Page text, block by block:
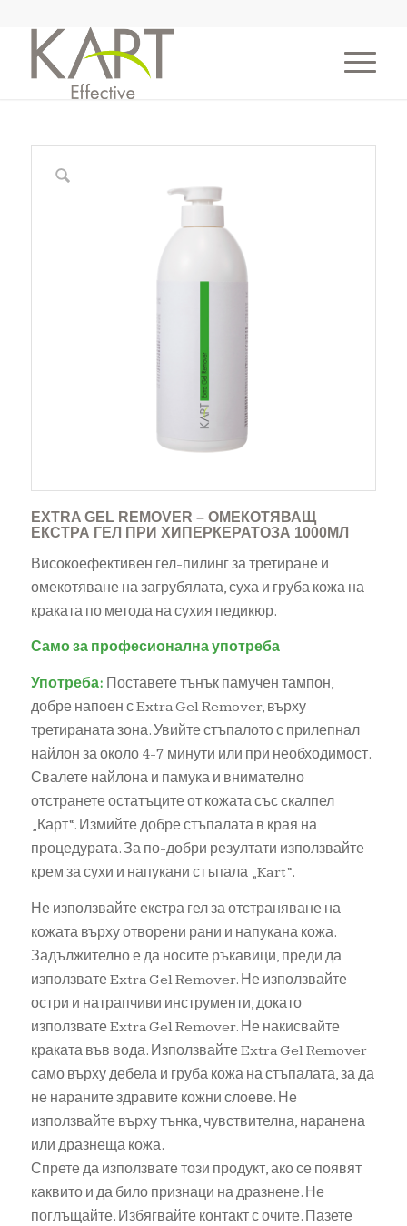
EXTRA GEL REMOVER – ОМЕКОТЯВАЩ
ЕКСТРА ГЕЛ ПРИ ХИПЕРКЕРАТОЗА 1000МЛ
Високоефективен гел-пилинг за третиране и
омекотяване на загрубялата, суха и груба кожа на
краката по метода на сухия педикюр.
Само за професионална употреба
Употреба: Поставете тънък памучен тампон,
добре напоен с Extra Gel Remover, върху
третираната зона. Увийте стъпалото с прилепнал
найлон за около 4-7 минути или при необходимост.
Свалете найлона и памука и внимателно
отстранете остатъците от кожата със скалпел
„Карт“. Измийте добре стъпалата в края на
процедурата. За по-добри резултати използвайте
крем за сухи и напукани стъпала „Kart“.
Не използвайте екстра гел за отстраняване на
кожата върху отворени рани и напукана кожа.
Задължително е да носите ръкавици, преди да
използвате Extra Gel Remover. Не използвайте
остри и натрапчиви инструменти, докато
използвате Extra Gel Remover. Не накисвайте
краката във вода. Използвайте Extra Gel Remover
само върху дебела и груба кожа на стъпалата, за да
не нараните здравите кожни слоеве. Не
използвайте върху тънка, чувствителна, наранена
или дразнеща кожа.
Спрете да използвате този продукт, ако се появят
каквито и да било признаци на дразнене. Не
поглъщайте. Избягвайте контакт с очите. Пазете